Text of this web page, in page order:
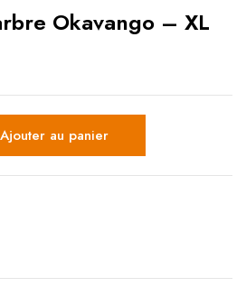
Okavango – XL
Ajouter au panier